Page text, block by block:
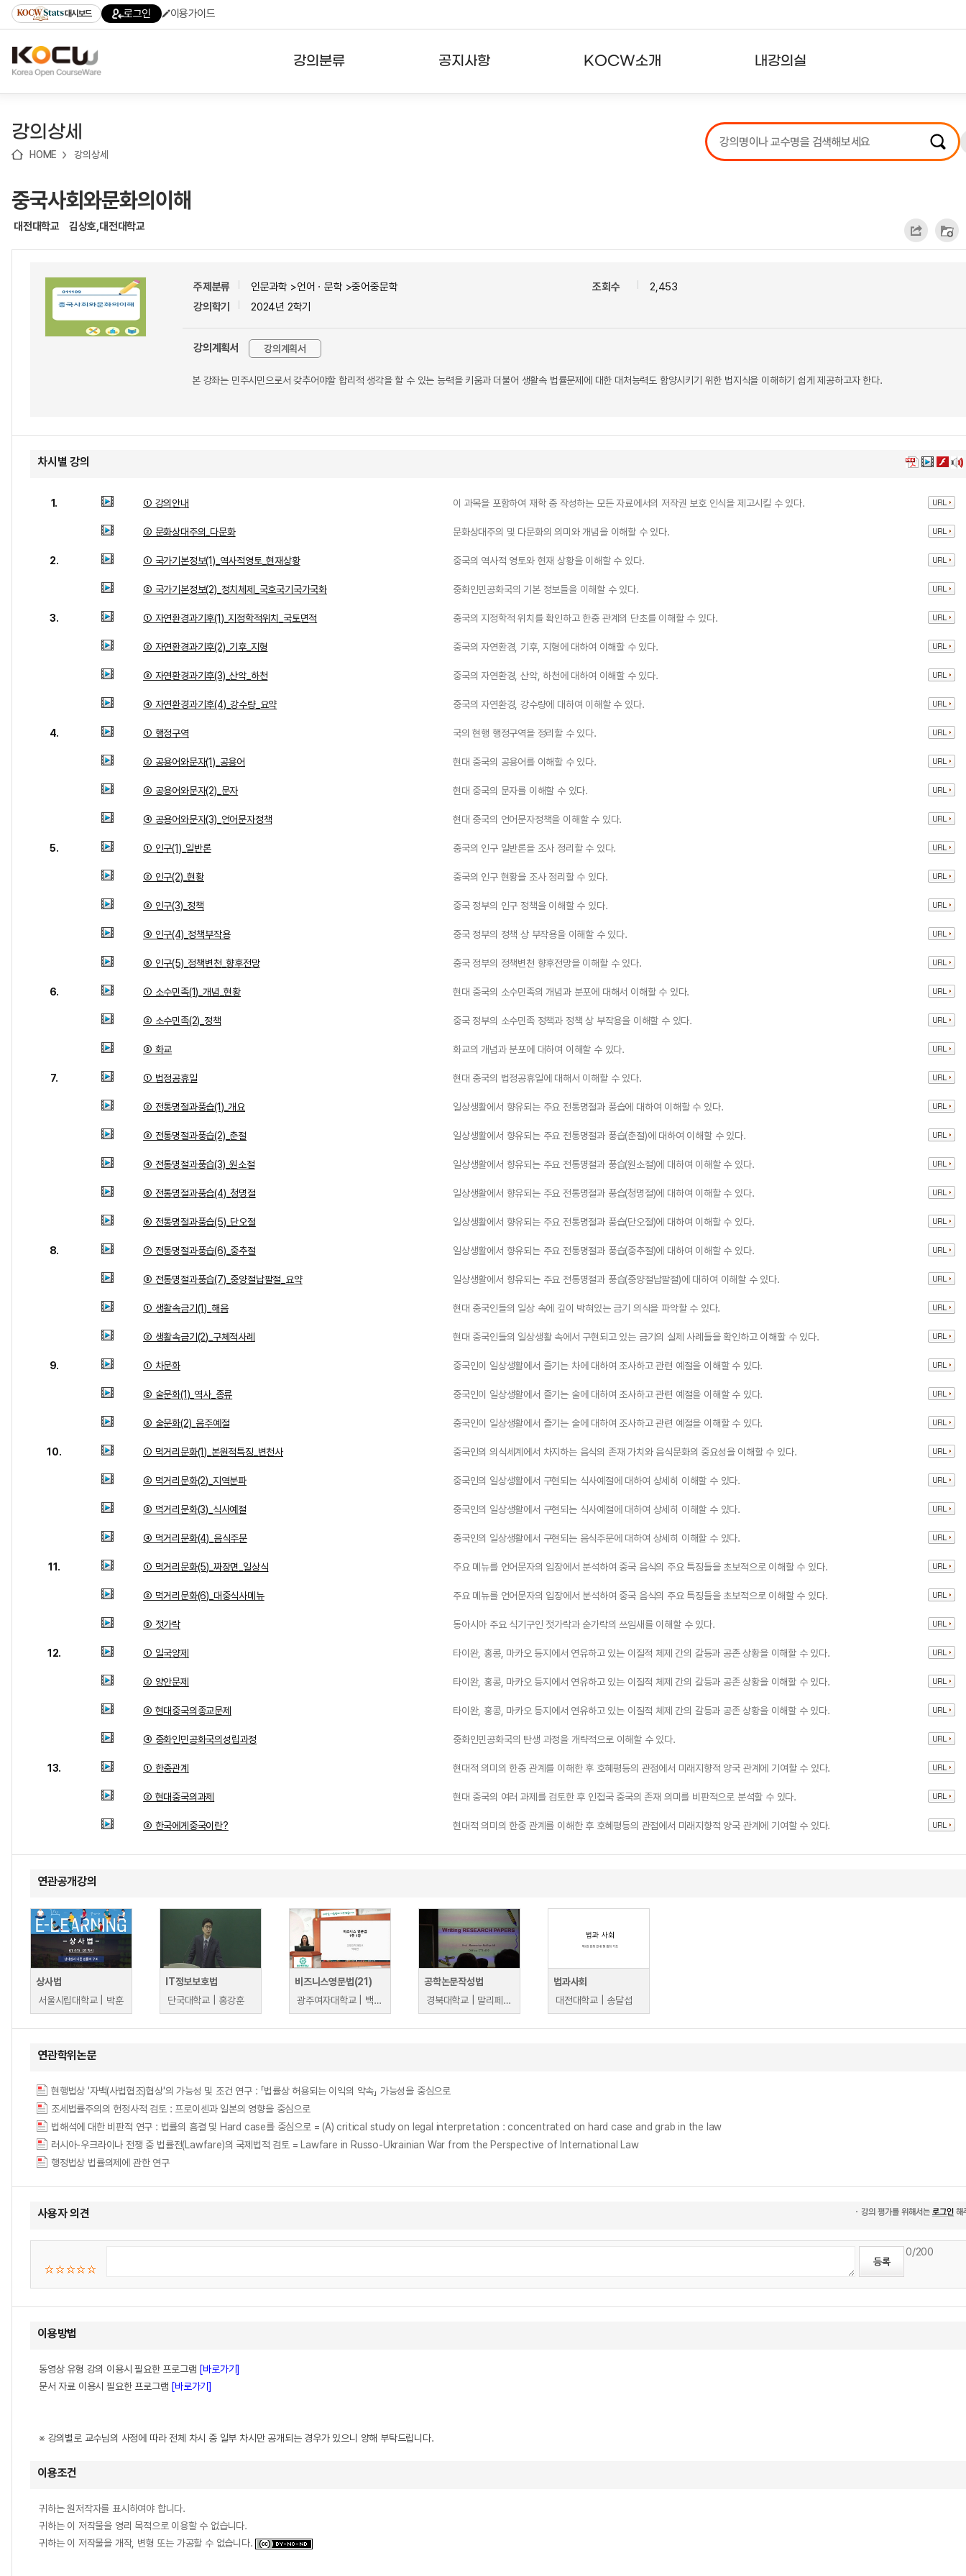
기
기
기
content)
가
대시보드 로그인 이용가이드
강의분류 공지사항 KOCW소개 내강의실
강의리스트
수강확인증강의
강의상세
HOME 강의상세
중국사회와문화의이해
대전대학교 김상호,대전대학교
주제분류
인문과학 >언어ㆍ문학 >중어중문학
강의학기
2024년 2학기
조회수 2,453
강의계획서 강의계획서
본 강좌는 민주시민으로서 갖추어야할 합리적 생각을 할 수 있는 능력을 키움과 더불어 생활속 법률문제에 대한 대처능력도 함양시키기 위한 법지식을 이해하기 쉽게 제공하고자 한다.
차시별 강의
1. ① 강의안내 이 과목을 포함하여 재학 중 작성하는 모든 자료에서의 저작권 보호 인식을 제고시킬 수 있다.
② 문화상대주의_다문화 문화상대주의 및 다문화의 의미와 개념을 이해할 수 있다.
2. ① 국가기본정보(1)_역사적영토_현재상황 중국의 역사적 영토와 현재 상황을 이해할 수 있다.
② 국가기본정보(2)_정치체제_국호국기국가국화 중화인민공화국의 기본 정보들을 이해할 수 있다.
3. ① 자연환경과기후(1)_지정학적위치_국토면적 중국의 지정학적 위치를 확인하고 한중 관계의 단초를 이해할 수 있다.
② 자연환경과기후(2)_기후_지형 중국의 자연환경, 기후, 지형에 대하여 이해할 수 있다.
③ 자연환경과기후(3)_산악_하천 중국의 자연환경, 산악, 하천에 대하여 이해할 수 있다.
④ 자연환경과기후(4)_강수량_요약 중국의 자연환경, 강수량에 대하여 이해할 수 있다.
4. ① 행정구역 국의 현행 행정구역을 정리할 수 있다.
② 공용어와문자(1)_공용어 현대 중국의 공용어를 이해할 수 있다.
③ 공용어와문자(2)_문자 현대 중국의 문자를 이해할 수 있다.
④ 공용어와문자(3)_언어문자정책 현대 중국의 언어문자정책을 이해할 수 있다.
5. ① 인구(1)_일반론 중국의 인구 일반론을 조사 정리할 수 있다.
② 인구(2)_현황 중국의 인구 현황을 조사 정리할 수 있다.
③ 인구(3)_정책 중국 정부의 인구 정책을 이해할 수 있다.
④ 인구(4)_정책부작용 중국 정부의 정책 상 부작용을 이해할 수 있다.
⑤ 인구(5)_정책변천_향후전망 중국 정부의 정책변천 향후전망을 이해할 수 있다.
6. ① 소수민족(1)_개념_현황 현대 중국의 소수민족의 개념과 분포에 대해서 이해할 수 있다.
② 소수민족(2)_정책 중국 정부의 소수민족 정책과 정책 상 부작용을 이해할 수 있다.
③ 화교 화교의 개념과 분포에 대하여 이해할 수 있다.
7. ① 법정공휴일 현대 중국의 법정공휴일에 대해서 이해할 수 있다.
② 전통명절과풍습(1)_개요 일상생활에서 향유되는 주요 전통명절과 풍습에 대하여 이해할 수 있다.
③ 전통명절과풍습(2)_춘절 일상생활에서 향유되는 주요 전통명절과 풍습(춘절)에 대하여 이해할 수 있다.
④ 전통명절과풍습(3)_원소절 일상생활에서 향유되는 주요 전통명절과 풍습(원소절)에 대하여 이해할 수 있다.
⑤ 전통명절과풍습(4)_청명절 일상생활에서 향유되는 주요 전통명절과 풍습(청명절)에 대하여 이해할 수 있다.
⑥ 전통명절과풍습(5)_단오절 일상생활에서 향유되는 주요 전통명절과 풍습(단오절)에 대하여 이해할 수 있다.
8. ⑦ 전통명절과풍습(6)_중추절 일상생활에서 향유되는 주요 전통명절과 풍습(중추절)에 대하여 이해할 수 있다.
⑧ 전통명절과풍습(7)_중양절납팔절_요약 일상생활에서 향유되는 주요 전통명절과 풍습(중양절납팔절)에 대하여 이해할 수 있다.
① 생활속금기(1)_해음 현대 중국인들의 일상 속에 깊이 박혀있는 금기 의식을 파악할 수 있다.
② 생활속금기(2)_구체적사례 현대 중국인들의 일상생활 속에서 구현되고 있는 금기의 실제 사례들을 확인하고 이해할 수 있다.
9. ① 차문화 중국인이 일상생활에서 즐기는 차에 대하여 조사하고 관련 예절을 이해할 수 있다.
② 술문화(1)_역사_종류 중국인이 일상생활에서 즐기는 술에 대하여 조사하고 관련 예절을 이해할 수 있다.
③ 술문화(2)_음주예절 중국인이 일상생활에서 즐기는 술에 대하여 조사하고 관련 예절을 이해할 수 있다.
10. ① 먹거리문화(1)_본원적특징_변천사 중국인의 의식세계에서 차지하는 음식의 존재 가치와 음식문화의 중요성을 이해할 수 있다.
② 먹거리문화(2)_지역분파 중국인의 일상생활에서 구현되는 식사예절에 대하여 상세히 이해할 수 있다.
③ 먹거리문화(3)_식사예절 중국인의 일상생활에서 구현되는 식사예절에 대하여 상세히 이해할 수 있다.
④ 먹거리문화(4)_음식주문 중국인의 일상생활에서 구현되는 음식주문에 대하여 상세히 이해할 수 있다.
11. ① 먹거리문화(5)_짜장면_일상식 주요 메뉴를 언어문자의 입장에서 분석하여 중국 음식의 주요 특징들을 초보적으로 이해할 수 있다.
② 먹거리문화(6)_대중식사메뉴 주요 메뉴를 언어문자의 입장에서 분석하여 중국 음식의 주요 특징들을 초보적으로 이해할 수 있다.
③ 젓가락 동아시아 주요 식기구인 젓가락과 숟가락의 쓰임새를 이해할 수 있다.
12. ① 일국양제 타이완, 홍콩, 마카오 등지에서 연유하고 있는 이질적 체제 간의 갈등과 공존 상황을 이해할 수 있다.
② 양안문제 타이완, 홍콩, 마카오 등지에서 연유하고 있는 이질적 체제 간의 갈등과 공존 상황을 이해할 수 있다.
③ 현대중국의종교문제 타이완, 홍콩, 마카오 등지에서 연유하고 있는 이질적 체제 간의 갈등과 공존 상황을 이해할 수 있다.
④ 중화인민공화국의성립과정 중화인민공화국의 탄생 과정을 개략적으로 이해할 수 있다.
13. ① 한중관계 현대적 의미의 한중 관계를 이해한 후 호혜평등의 관점에서 미래지향적 양국 관계에 기여할 수 있다.
② 현대중국의과제 현대 중국의 여러 과제를 검토한 후 인접국 중국의 존재 의미를 비판적으로 분석할 수 있다.
③ 한국에게중국이란? 현대적 의미의 한중 관계를 이해한 후 호혜평등의 관점에서 미래지향적 양국 관계에 기여할 수 있다.
연관공개강의
상사법
서울시립대학교 | 박훈
IT정보보호법
단국대학교 | 홍강훈
비즈니스영문법(21)
광주여자대학교 | 백혜진
공학논문작성법
경북대학교 | 말리페디 람모한
법과사회
대전대학교 | 송달섭
연관학위논문
현행법상 '자백(사법협조)협상'의 가능성 및 조건 연구 : 「법률상 허용되는 이익의 약속」 가능성을 중심으로
조세법률주의의 헌정사적 검토 : 프로이센과 일본의 영향을 중심으로
법해석에 대한 비판적 연구 : 법률의 흠결 및 Hard case를 중심으로 = (A) critical study on legal interpretation : concentrated on hard case and grab in the law
러시아-우크라이나 전쟁 중 법률전(Lawfare)의 국제법적 검토 = Lawfare in Russo-Ukrainian War from the Perspective of International Law
행정법상 법률의제에 관한 연구
사용자 의견
0/200
이용방법
동영상 유형 강의 이용시 필요한 프로그램 [바로가기]
문서 자료 이용시 필요한 프로그램 [바로가기]
※ 강의별로 교수님의 사정에 따라 전체 차시 중 일부 차시만 공개되는 경우가 있으니 양해 부탁드립니다.
이용조건
귀하는 원저작자를 표시하여야 합니다.
귀하는 이 저작물을 영리 목적으로 이용할 수 없습니다.
귀하는 이 저작물을 개작, 변형 또는 가공할 수 없습니다.